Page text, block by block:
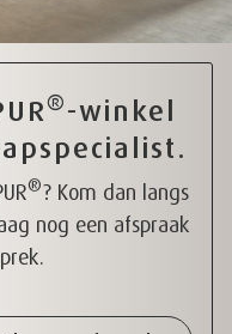
®-winkel
®? Kom dan langs
nog een afspraak